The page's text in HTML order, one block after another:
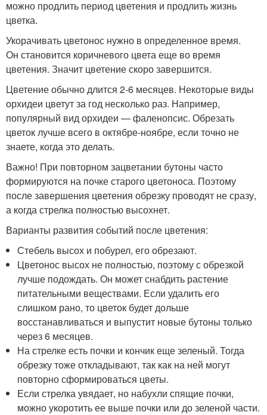
можно продлить период цветения и продлить жизнь
цветка.
Укорачивать цветонос нужно в определенное время.
Он становится коричневого цвета еще во время
цветения. Значит цветение скоро завершится.
Цветение обычно длится 2-6 месяцев. Некоторые виды
орхидеи цветут за год несколько раз. Например,
популярный вид орхидеи — фаленопсис. Обрезать
цветок лучше всего в октябре-ноябре, если точно не
знаете, когда это делать.
Важно! При повторном зацветании бутоны часто
формируются на почке старого цветоноса. Поэтому
после завершения цветения обрезку проводят не сразу,
а когда стрелка полностью высохнет.
Варианты развития событий после цветения:
Стебель высох и побурел, его обрезают.
Цветонос высох не полностью, поэтому с обрезкой
лучше подождать. Он может снабдить растение
питательными веществами. Если удалить его
слишком рано, то цветок будет дольше
восстанавливаться и выпустит новые бутоны только
через 6 месяцев.
На стрелке есть почки и кончик еще зеленый. Тогда
обрезку тоже откладывают, так как на ней могут
повторно сформироваться цветы.
Если стрелка увядает, но набухли спящие почки,
можно укоротить ее выше почки или до зеленой части.